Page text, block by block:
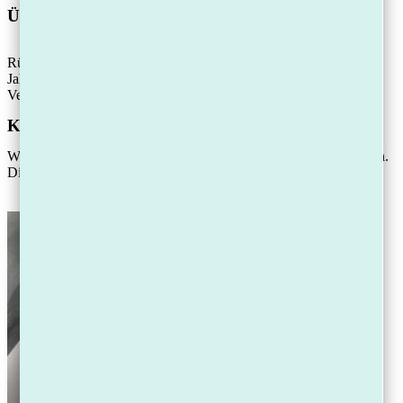
Über die Kanzlei Schmidt
Rüdiger Schmidt ist Fachanwalt für Insolvenzrecht mit über 30
Jahren Erfahrung. Mit seiner Kanzlei Schmidt betreut er
Verbraucher und Selbstständige deutschlandweit.
Kostenlose Hilfe
Wer Schulden hat, braucht vor allem eins: einen strukturierten Plan.
Diese Schritte helfen Ihnen jetzt weiter: